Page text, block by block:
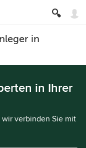
in
in Ihrer
verbinden Sie mit